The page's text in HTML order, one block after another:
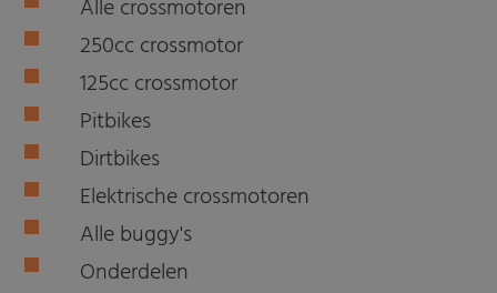
Alle crossmotoren
250cc crossmotor
125cc crossmotor
Pitbikes
Dirtbikes
Elektrische crossmotoren
Alle buggy's
Onderdelen